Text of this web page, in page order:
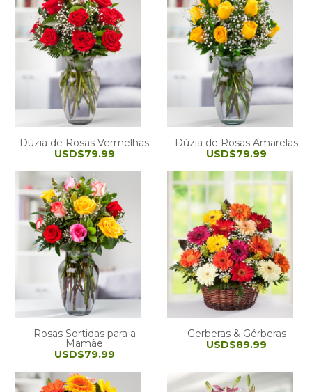
Dúzia de Rosas Vermelhas
USD$79.99
Dúzia de Rosas Amarelas
USD$79.99
Rosas Sortidas para a
Mamãe
USD$79.99
Gerberas & Gérberas
USD$89.99